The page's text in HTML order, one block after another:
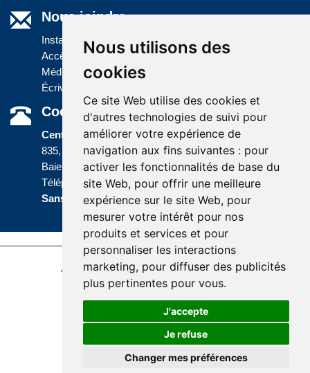
Nous utilisons des
cookies
Ce site Web utilise des cookies et
d'autres technologies de suivi pour
améliorer votre expérience de
navigation aux fins suivantes : pour
activer les fonctionnalités de base du
site Web, pour offrir une meilleure
expérience sur le site Web, pour
mesurer votre intérêt pour nos
produits et services et pour
personnaliser les interactions
marketing, pour diffuser des publicités
plus pertinentes pour vous.
J'accepte
Je refuse
Changer mes préférences
Nous joindre
Installations
Accès à l'information
Médias
Écrivez-nous
Coordonnées
Centre administratif
835, boulevard Jolliet
Baie-Comeau (Québec) G5C 1P5
Téléphone :418 589-9845 ou
Sans frais : 1 800 463-5142
Accessibilité Plan du site
Politique de confidentialité
Réalisation du site
© Santé Québec Côte-Nord, 2026